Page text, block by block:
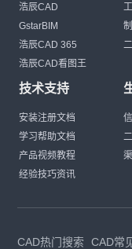
浩辰CAD
GstarBIM
浩辰CAD 365
浩辰CAD看图王
技术支持
安装注册文档
学习帮助文档
产品视频教程
经验技巧资讯
CAD热门搜索 CAD常